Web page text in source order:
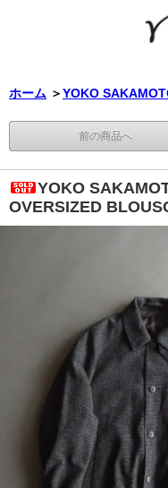
ホーム ＞YOKO
前の商品へ
YOKO
OVERSIZED